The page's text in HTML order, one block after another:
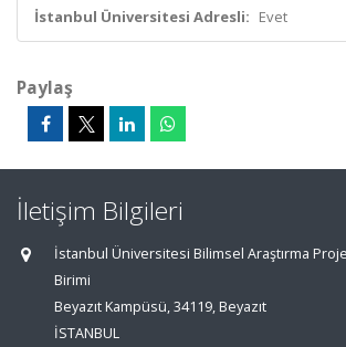
İstanbul Üniversitesi Adresli: Evet
Paylaş
İletişim Bilgileri
İstanbul Üniversitesi Bilimsel Araştırma
Birimi
Beyazıt Kampüsü, 34119, Beyazıt
İSTANBUL